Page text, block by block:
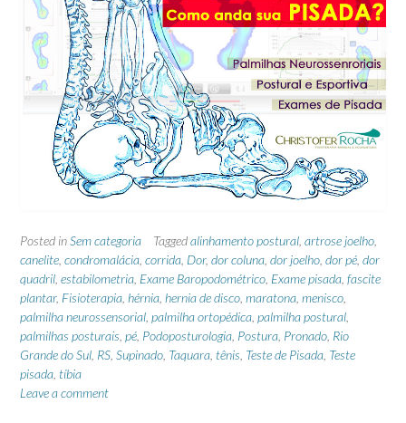
Posted inSem categoria Taggedalinhamento postural artrose joelho
canelite condromalácia corrida Dor, dor coluna dor joelho dor pé dor
quadril estabilometria Exame Baropodométrico Exame pisada fascite
plantar, Fisioterapia hérnia hernia de disco maratona menisco
palmilha neurossensorial palmilha ortopédica palmilha postural
palmilhas posturais pé Podoposturologia Postura Pronado Rio
Grande do Sul RS Supinado Taquara tênis Teste de Pisada Teste
pisada tíbia
Leave a comment